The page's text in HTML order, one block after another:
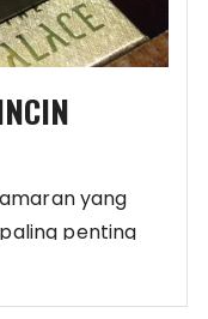
yang
penting